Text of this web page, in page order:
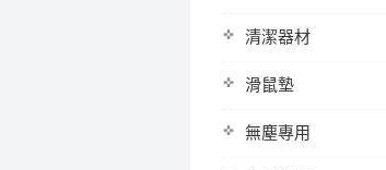
清潔器材
滑鼠墊
無塵專用